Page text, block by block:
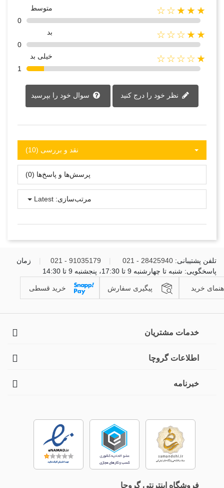
★★★☆☆
متوسط
0
★★☆☆☆
بد
0
★☆☆☆☆
خیلی بد
1
سوال خود را بپرسید
نقد و بررسی‌‌ (10)
پرسش‌ها و پاسخ‌ها (0)
مرتب‌سازی: Latest
تلفن پشتیبانی: 28425940 - 021
91035179 - 021
زمان
پاسخگویی: شنبه تا چهارشنبه 9 تا 17:30، پنجشنبه 9 تا 14:30
خرید پیگیری سفارش خرید قسطی
خدمات مشتریان
اطلاعات گروچا
خبرنامه
فروشگاه اینترنتی گروچا